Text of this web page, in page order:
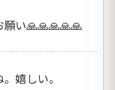
い🙏🙏🙏🙏🙏
嬉しい。